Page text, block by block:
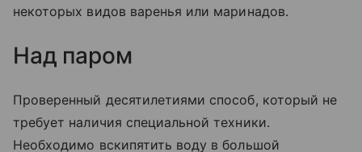
некоторых видов варенья или маринадов.
Над паром
Проверенный десятилетиями способ, который не
требует наличия специальной техники.
Необходимо вскипятить воду в большой